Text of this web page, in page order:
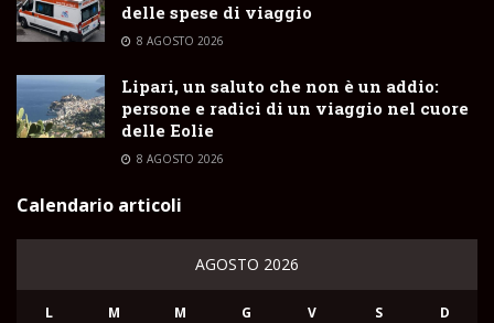
delle spese di viaggio
8 AGOSTO 2026
Lipari, un saluto che non è un addio:
persone e radici di un viaggio nel cuore
delle Eolie
8 AGOSTO 2026
Calendario articoli
AGOSTO 2026
L M M G V S D